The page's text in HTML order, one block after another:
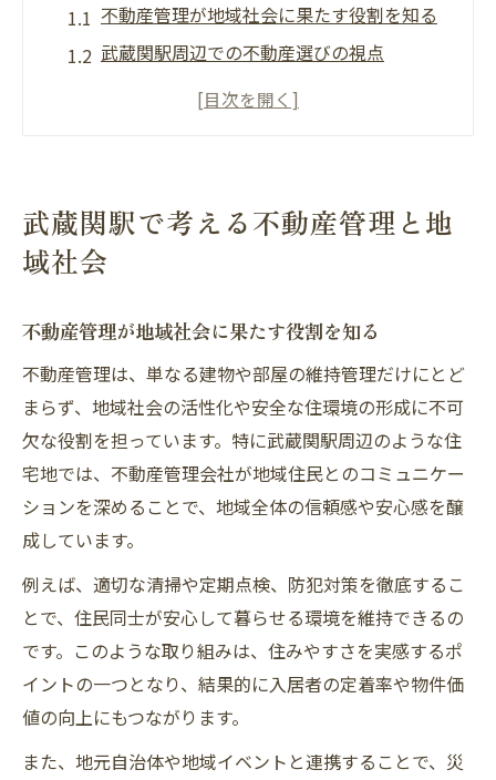
不動産管理が地域社会に果たす役割を知る
武蔵関駅周辺での不動産選びの視点
地域社会と繋がる不動産管理の重要性
地域社会と共に進化する不動産管理の実践
法
地域社会に根ざす不動産管理の魅力
コミュニティ活性化に役立つ管理方法とは
武蔵関駅周辺での不動産管理の工夫
安心な住環境を叶える管理ポイント
不動産管理が安心な暮らしを守る理由
地域社会を意識した管理の工夫とは
暮らしやすい環境づくりと不動産管理
防犯や安全面での不動産管理の重要性
地域社会と協力した管理で得られる安心
武蔵関駅周辺の地域社会との共生術
地域社会と協力して進める不動産管理
不動産管理で築く地域との信頼関係
武蔵関駅で考える不動産管理と地
域社会
不動産管理が地域社会に果たす役割を知る
不動産管理は、単なる建物や部屋の維持管理だけにとど
まらず、地域社会の活性化や安全な住環境の形成に不可
欠な役割を担っています。特に武蔵関駅周辺のような住
宅地では、不動産管理会社が地域住民とのコミュニケー
ションを深めることで、地域全体の信頼感や安心感を醸
成しています。
例えば、適切な清掃や定期点検、防犯対策を徹底するこ
とで、住民同士が安心して暮らせる環境を維持できるの
です。このような取り組みは、住みやすさを実感するポ
イントの一つとなり、結果的に入居者の定着率や物件価
値の向上にもつながります。
また、地元自治体や地域イベントと連携することで、災